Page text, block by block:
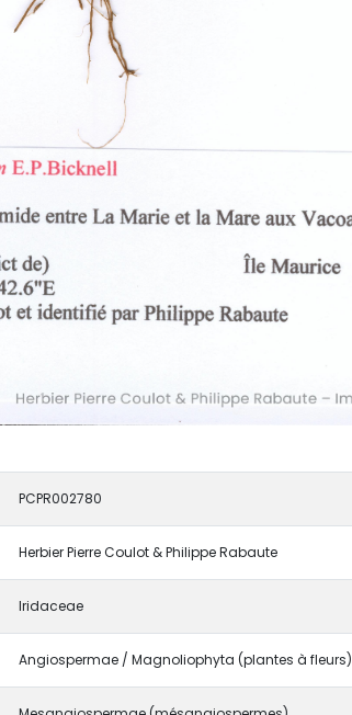
PCPR002780
Herbier Pierre Coulot & Philippe Rabaute
Iridaceae
Angiospermae / Magnoliophyta (plantes à fleurs)